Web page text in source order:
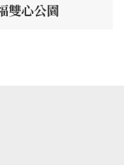
雙心公園